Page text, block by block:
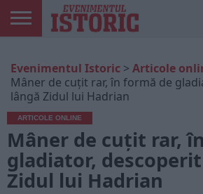
ONLINE
EDIȚII
TIPĂRITE
ISTORIC
PLAY
CONTUL
MEU
Evenimentul Istoric > Articole
Mâner de cuțit rar, în formă de
lângă Zidul lui Hadrian
ARTICOLE ONLINE
Mâner de cuțit rar,
gladiator,
Zidul lui Hadrian